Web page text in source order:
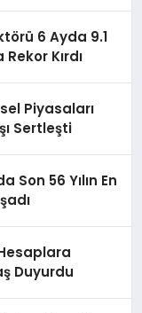
6 Ayda 9.1
Kırdı
Piyasaları
Sertleşti
Son 56 Yılın En
Duyurdu